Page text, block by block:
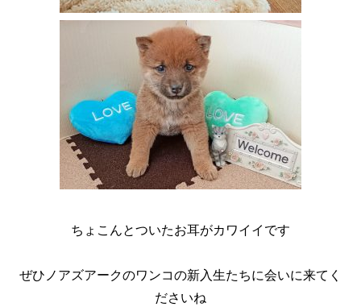
ちょこんとついたお耳がカワイイです
ぜひノアズアークのワンコの新入生たちに会いに来てく
ださいね